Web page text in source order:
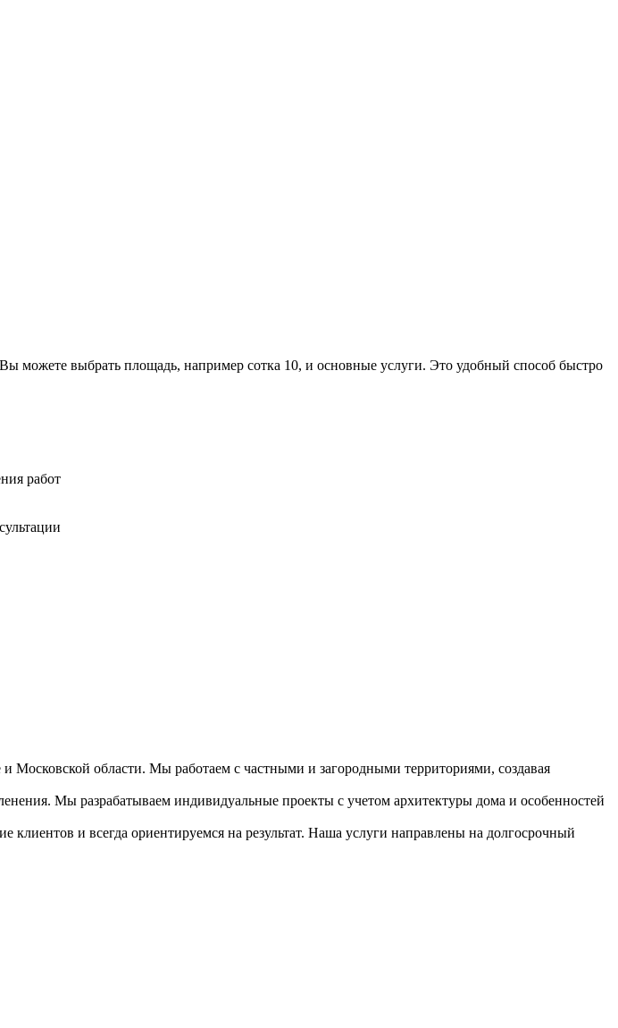
можете выбрать площадь, например сотка 10, и основные услуги. Это удобный способ быстро
работ
области. Мы работаем с частными и загородными территориями, создавая
Мы разрабатываем индивидуальные проекты с учетом архитектуры дома и особенностей
и всегда ориентируемся на результат. Наша услуги направлены на долгосрочный